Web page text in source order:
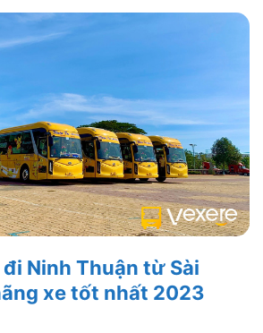
Ninh Thuận từ Sài
xe tốt nhất 2023